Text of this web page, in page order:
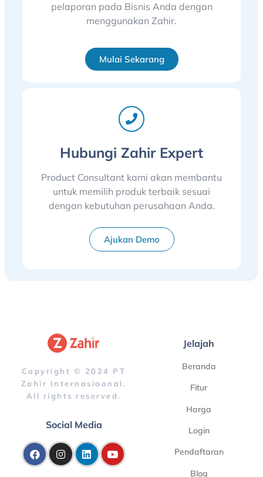
pelaporan pada Bisnis Anda dengan
menggunakan Zahir.
Mulai Sekarang
Hubungi Zahir Expert
Product Consultant kami akan membantu
untuk memilih produk terbaik sesuai
dengan kebutuhan perusahaan Anda.
Ajukan Demo
Copyright © 2024 PT
Zahir Internasiaonal.
All rights reserved.
Social Media
Jelajah
Beranda
Fitur
Harga
Login
Pendaftaran
Blog